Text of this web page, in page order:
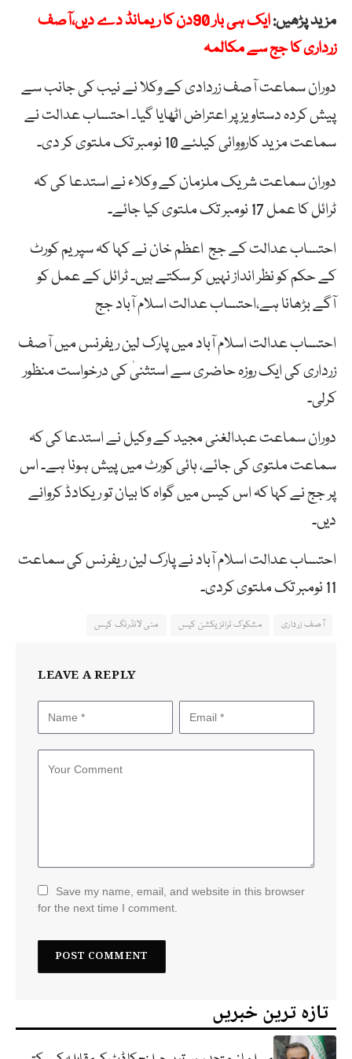
مزید پڑھیں:
ایک ہی بار 90دن کا ریمانڈ دے دیں،آصف
زرداری کا جج سے مکالمہ
دوران سماعت آصف زردادی کے وکلا نے نیب کی جانب سے
پیش کردہ دستاویز پر اعتراض اٹھایا گیا۔ احتساب عدالت نے
سماعت مزید کارووائی کیلئے 10 نومبر تک ملتوی کر دی۔
دوران سماعت شریک ملزمان کے وکلاء نے استدعا کی کہ
ٹرائل کا عمل 17 نومبر تک ملتوی کیا جائے۔
احتساب عدالت کے جج اعظم خان نے کہا کہ سپریم کورٹ
کے حکم کو نظر انداز نہیں کر سکتے ہیں۔ ٹرائل کے عمل کو
آگے بڑھانا ہے،احتساب عدالت اسلام آباد جج
احتساب عدالت اسلام آباد میں پارک لین ریفرنس میں آصف
زرداری کی ایک روزہ حاضری سے استثنیٰ کی درخواست منظور
کرلی۔
دوران سماعت عبدالغنی مجید کے وکیل نے استدعا کی کہ
سماعت ملتوی کی جائے، ہائی کورٹ میں پیش ہونا ہے۔ اس
پر جج نے کہا کہ اس کیس میں گواہ کا بیان تو ریکادڈ کروانے
دیں۔
احتساب عدالت اسلام آباد نے پارک لین ریفرنس کی سماعت
11 نومبر تک ملتوی کردی۔
آصف زرداری مشکوک ٹرانزیکشن کیس منی لانڈرنگ کیس
LEAVE A REPLY
Save my name, email, and website in this browser
for the next time I comment.
تازہ ترین خبریں